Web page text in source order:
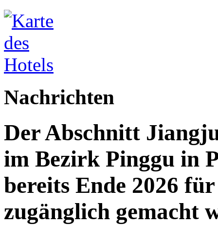
Nachrichten
Der Abschnitt
im Bezirk Pinggu in
bereits Ende 2026
zugänglich gemacht